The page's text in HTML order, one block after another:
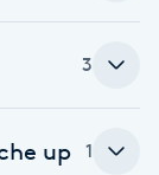
3
up 1